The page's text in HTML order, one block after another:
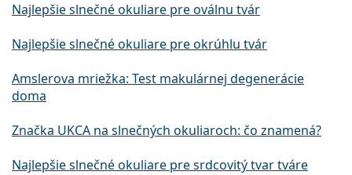
Najlepšie slnečné okuliare pre oválnu tvár
Najlepšie slnečné okuliare pre okrúhlu tvár
Amslerova mriežka: Test makulárnej degenerácie
doma
Značka UKCA na slnečných okuliaroch: čo znamená?
Najlepšie slnečné okuliare pre srdcovitý tvar tváre